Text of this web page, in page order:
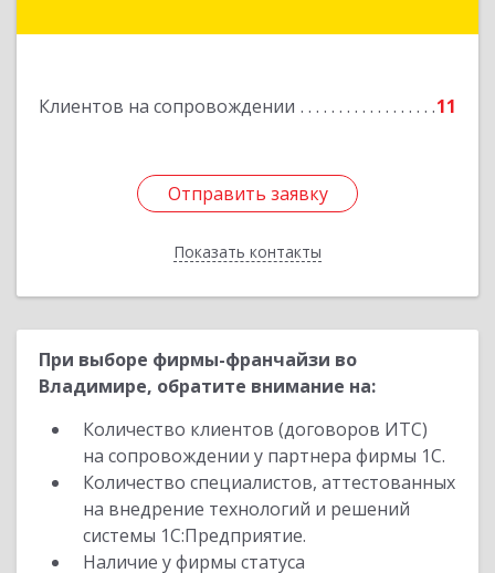
Клиентов на сопровождении 11
Отправить заявку
Показать контакты
Отправить заявку
Назад
При выборе фирмы-франчайзи во
Владимире, обратите внимание на:
Количество клиентов (договоров ИТС)
на сопровождении у партнера фирмы 1С.
Количество специалистов, аттестованных
на внедрение технологий и решений
системы 1С:Предприятие.
Наличие у фирмы статуса